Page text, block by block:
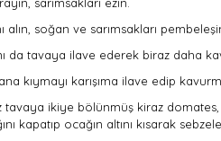
sarımsakları ezin.
alın, soğan ve sarımsakları
da tavaya ilave ederek biraz daha
kıymayı karışıma ilave edip
ikiye bölünmüş kiraz
kapatıp ocağın altını kısarak